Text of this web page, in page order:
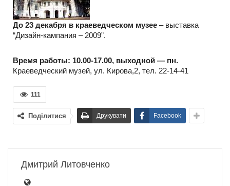
До 23 декабря в краеведческом музее – выставка
“Дизайн-кампания – 2009”.
Время работы: 10.00-17.00, выходной — пн.
Краеведческий музей, ул. Кирова,2, тел. 22-14-41
111
Поділитися Друкувати Facebook
Дмитрий Литовченко